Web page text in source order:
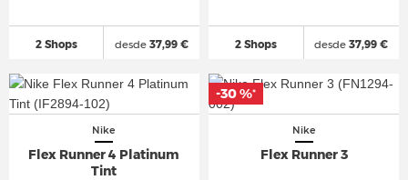
2 Shops desde37,99 € 2 Shops desde 37,99 €
Nike
Flex Runner 4 Platinum
Tint
Nike
Flex Runner 3
-30 %*